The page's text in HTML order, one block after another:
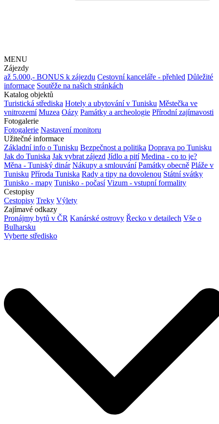
MENU
Zájezdy
až 5.000,- BONUS k zájezdu Cestovní kanceláře - přehled Důležité
informace Soutěže na našich stránkách
Katalog objektů
Turistická střediska Hotely a ubytování v Tunisku Městečka ve
vnitrozemí Muzea Oázy Památky a archeologie Přírodní zajímavosti
Fotogalerie
Fotogalerie Nastavení monitoru
Užitečné informace
Základní info o Tunisku Bezpečnost a politika Doprava po Tunisku
Jak do Tuniska Jak vybrat zájezd Jídlo a pití Medina - co to je?
Měna - Tuniský dinár Nákupy a smlouvání Památky obecně Pláže v
Tunisku Příroda Tuniska Rady a tipy na dovolenou Státní svátky
Tunisko - mapy Tunisko - počasí Vizum - vstupní formality
Cestopisy
Cestopisy Treky Výlety
Zajímavé odkazy
Pronájmy bytů v ČR Kanárské ostrovy Řecko v detailech Vše o
Bulharsku
Vyberte středisko